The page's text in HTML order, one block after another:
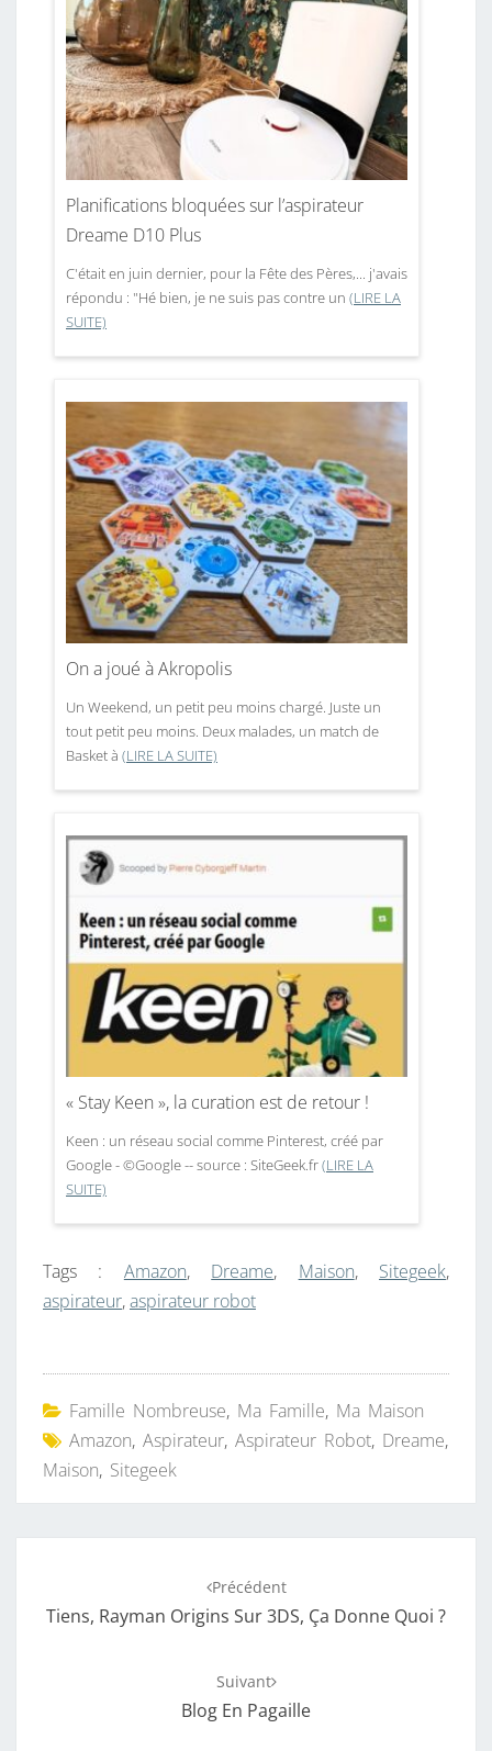
Planifications bloquées sur l’aspirateur
Dreame D10 Plus
C'était en juin dernier, pour la Fête des Pères,... j'avais
répondu : "Hé bien, je ne suis pas contre un (LIRE LA
SUITE)
On a joué à Akropolis
Un Weekend, un petit peu moins chargé. Juste un
tout petit peu moins. Deux malades, un match de
Basket à (LIRE LA SUITE)
« Stay Keen », la curation est de retour !
Keen : un réseau social comme Pinterest, créé par
Google - ©Google -- source : SiteGeek.fr(LIRE LA
SUITE)
Tags : Amazon, Dreame, Maison, Sitegeek,
aspirateur,aspirateur robot
Famille Nombreuse, Ma Famille, Ma Maison
Amazon, Aspirateur, Aspirateur Robot, Dreame,
Maison, Sitegeek
d'article
Précédent
Tiens, Rayman Origins Sur 3DS, Ça Donne Quoi ?
Suivant
Blog En Pagaille